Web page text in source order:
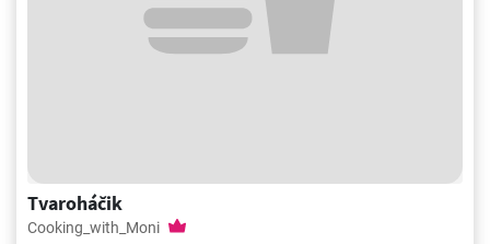
Tvaroháčik
Cooking_with_Moni